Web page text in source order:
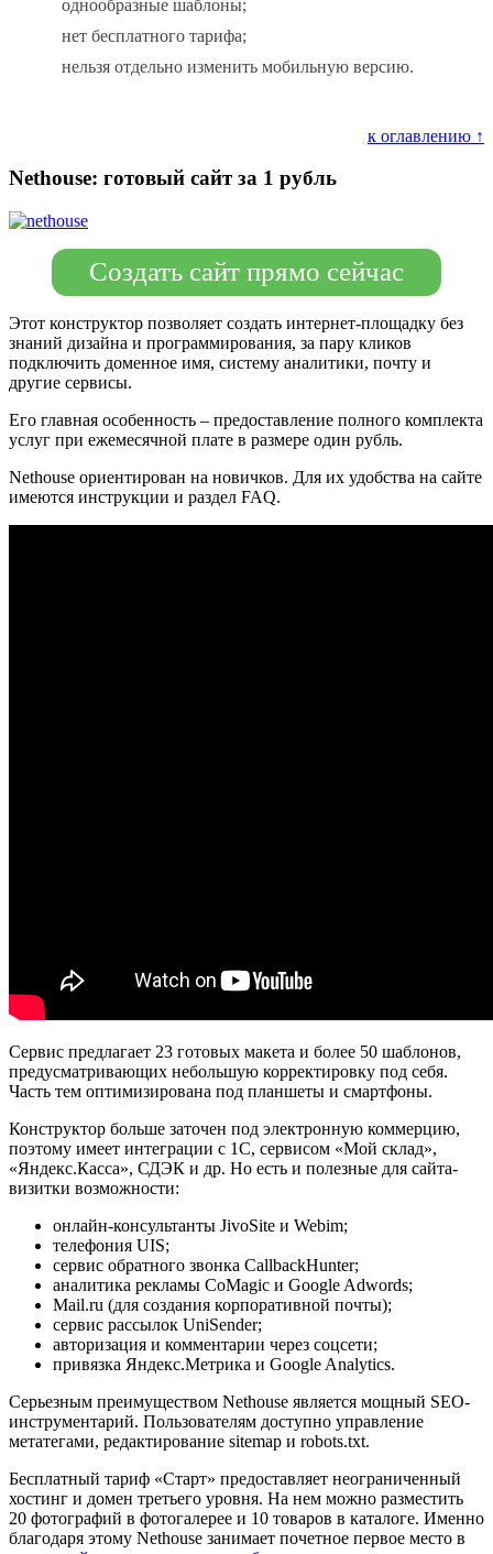
однообразные шаблоны;
нет бесплатного тарифа;
нельзя отдельно изменить мобильную версию.
к оглавлению ↑
Nethouse: готовый сайт за 1 рубль
Создать сайт прямо сейчас
Этот конструктор позволяет создать интернет-площадку без
знаний дизайна и программирования, за пару кликов
подключить доменное имя, систему аналитики, почту и
другие сервисы.
Его главная особенность – предоставление полного комплекта
услуг при ежемесячной плате в размере один рубль.
Nethouse ориентирован на новичков. Для их удобства на сайте
имеются инструкции и раздел FAQ.
Сервис предлагает 23 готовых макета и более 50 шаблонов,
предусматривающих небольшую корректировку под себя.
Часть тем оптимизирована под планшеты и смартфоны.
Конструктор больше заточен под электронную коммерцию,
поэтому имеет интеграции с 1С, сервисом «Мой склад»,
«Яндекс.Касса», СДЭК и др. Но есть и полезные для сайта-
визитки возможности:
онлайн-консультанты JivoSite и Webim;
телефония UIS;
сервис обратного звонка CallbackHunter;
аналитика рекламы CoMagic и Google Adwords;
Mail.ru (для создания корпоративной почты);
сервис рассылок UniSender;
авторизация и комментарии через соцсети;
привязка Яндекс.Метрика и Google Analytics.
Серьезным преимуществом Nethouse является мощный SEO-
инструментарий. Пользователям доступно управление
метатегами, редактирование sitemap и robots.txt.
Бесплатный тариф «Старт» предоставляет неограниченный
хостинг и домен третьего уровня. На нем можно разместить
20 фотографий в фотогалерее и 10 товаров в каталоге. Именно
благодаря этому Nethouse занимает почетное первое место в